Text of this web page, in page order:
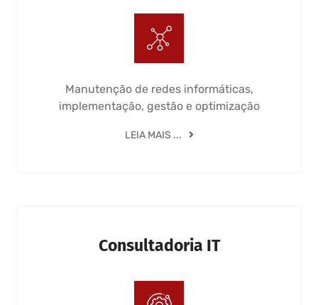
Manutenção de redes informáticas,
implementação, gestão e optimização
LEIA MAIS ...
Consultadoria IT